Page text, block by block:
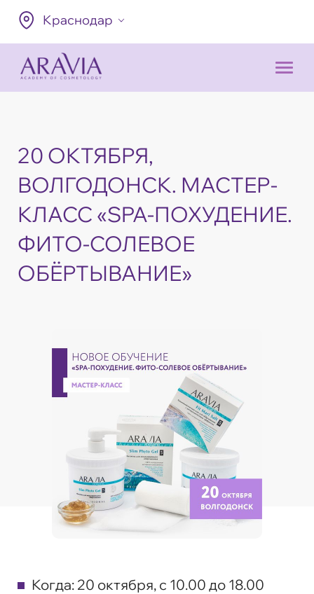
Краснодар
20 ОКТЯБРЯ,
ВОЛГОДОНСК. МАСТЕР-
КЛАСС «SPA-ПОХУДЕНИЕ.
ФИТО-СОЛЕВОЕ
ОБЁРТЫВАНИЕ»
Когда: 20 октября, с 10.00 до 18.00